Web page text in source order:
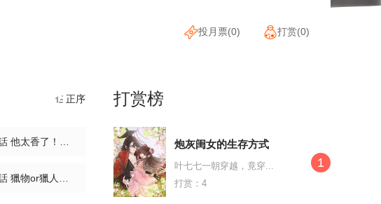
投月票(0) 打赏(0)
正序 打赏榜
炮灰闺女的生存方式
叶七七一朝穿越，竟穿...
打赏：4
1